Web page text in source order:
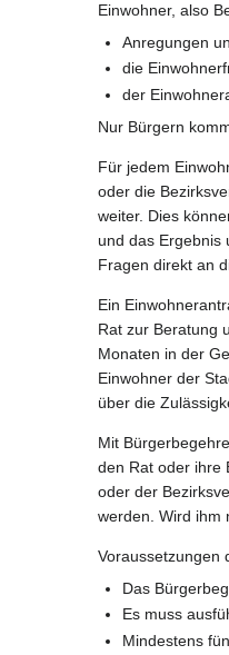
Einwohner, also
Anregungen
die
der
Nur Bürgern
Für jedem
oder die
weiter. Dies
und das Ergebnis
Fragen direkt an
Ein
Rat zur Beratung
Monaten in der
Einwohner der
über die
Mit
den Rat oder ihre
oder der
werden. Wird ihm
Voraussetzungen
Das
Es muss
Mindestens